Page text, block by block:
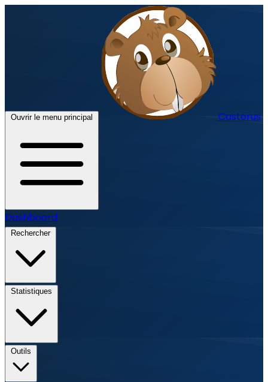
Ouvrir le menu principal Castorus
Dashboard
Rechercher
Statistiques
Outils